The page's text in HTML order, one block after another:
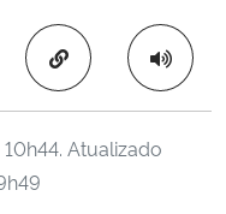
Copiar para área
. Atualizado